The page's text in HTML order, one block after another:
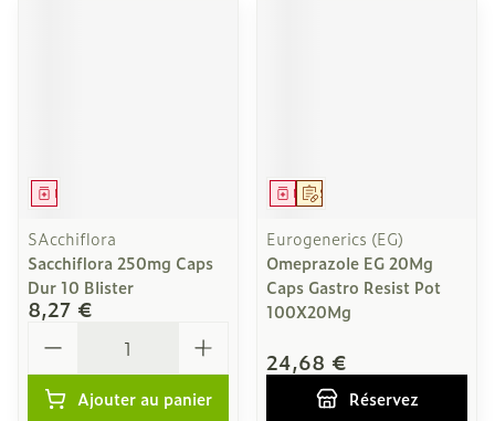
Médicament
SAcchiflora
Sacchiflora 250mg Caps
Dur 10 Blister
8,27 €
Ajouter au panier
Sur prescription
Médicament
Eurogenerics (EG)
Omeprazole EG 20Mg
Caps Gastro Resist Pot
100X20Mg
24,68 €
Réservez